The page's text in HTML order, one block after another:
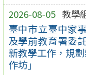
2026-08-05 教學
臺中市立臺中家
及學前教育署委
新教學工作，規
作坊」